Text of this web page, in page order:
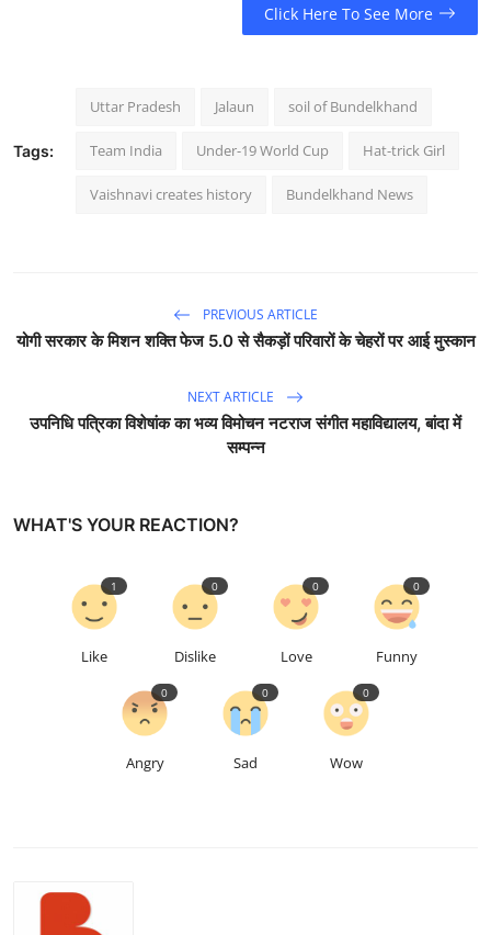
Click Here To See More
Tags:
Uttar Pradesh Jalaun soil of Bundelkhand
Team India Under-19 World Cup Hat-trick Girl
Vaishnavi creates history Bundelkhand News
PREVIOUS ARTICLE
योगी सरकार के मिशन शक्ति फेज 5.0 से सैकड़ों परिवारों के चेहरों पर आई मुस्कान
NEXT ARTICLE
उपनिधि पत्रिका विशेषांक का भव्य विमोचन नटराज संगीत महाविद्यालय, बांदा में
सम्पन्न
WHAT'S YOUR REACTION?
Like
1
Dislike
0
Love
0
Funny
0
Angry
0
Sad
0
Wow
0